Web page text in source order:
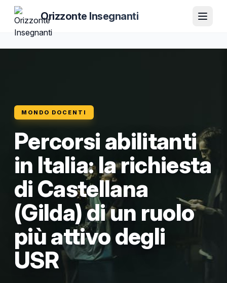
Orizzonte Insegnanti
MONDO DOCENTI
Percorsi abilitanti
in Italia: la richiesta
di Castellana
(Gilda) di un ruolo
più attivo degli
USR